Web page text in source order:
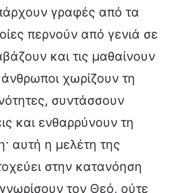
γραφές από τα
περνούν από γενιά σε
και τις μαθαίνουν
χωρίζουν τη
συντάσσουν
και ενθαρρύνουν τη
αυτή η μελέτη της
στην κατανόηση
τον Θεό, ούτε